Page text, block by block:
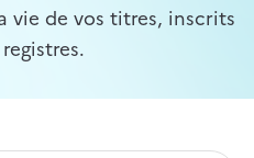
vie de vos titres, inscrits